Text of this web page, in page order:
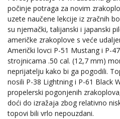
počinje potraga za novim
uzete naučene lekcije iz zračnih
su njemački, talijanski i japanski
američke zrakoplove s veće
Američki lovci P-51 Mustang i P-
strojnicama .50 cal. (12,7 mm)
neprijatelju kako bi ga pogodili.
nosili P-38 Lightning i P-61 Black
propelerski pogonjenih
doći do izražaja zbog relativno
topovi bili vrlo nepouzdani.